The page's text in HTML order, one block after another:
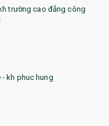
trường cao đẳng công
kh phuc hung